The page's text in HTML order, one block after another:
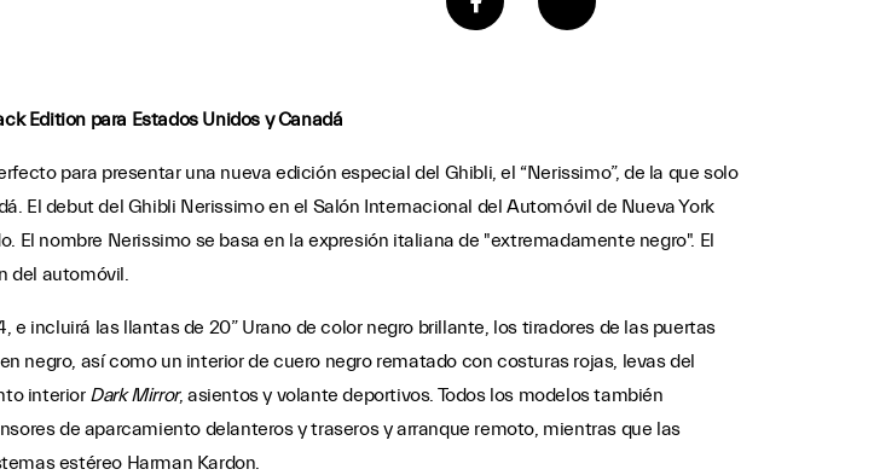
Edition para Estados Unidos y Canadá
para presentar una nueva edición especial del Ghibli, el “Nerissimo”, de la que solo
El debut del Ghibli Nerissimo en el Salón Internacional del Automóvil de Nueva York
nombre Nerissimo se basa en la expresión italiana de "extremadamente negro". El
del automóvil.
incluirá las llantas de 20” Urano de color negro brillante, los tiradores de las puertas
negro, así como un interior de cuero negro rematado con costuras rojas, levas del
interior Dark Mirror, asientos y volante deportivos. Todos los modelos también
de aparcamiento delanteros y traseros y arranque remoto, mientras que las
estéreo Harman Kardon.